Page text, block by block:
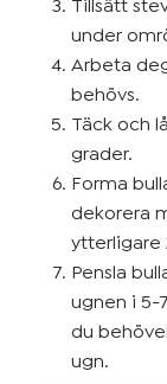
Tillsätt
under
Arbeta
behövs.
Täck och
grader.
Forma
dekorera
ytterligare
Pensla
ugnen i 5-
du
ugn.